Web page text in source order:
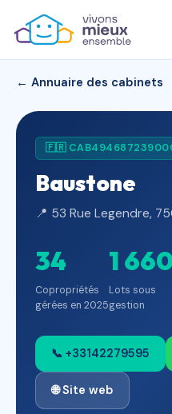
← Annuaire des cabinets
🇫🇷
Baustone
📍 53 Rue Legendre,
34
Copropriétés
gérées en 2025
1
Lots sous
gestion
📞 +33142279595
🌐 Site web